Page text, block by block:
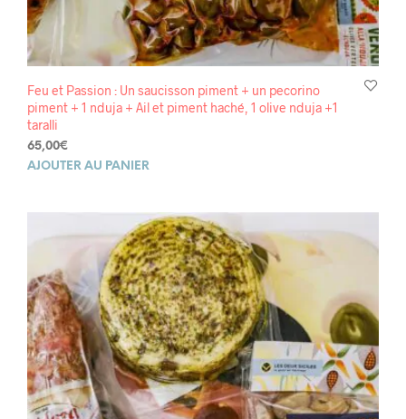
Feu et Passion : Un saucisson piment + un pecorino
piment + 1 nduja + Ail et piment haché, 1 olive nduja +1
taralli
65,00€
AJOUTER AU PANIER